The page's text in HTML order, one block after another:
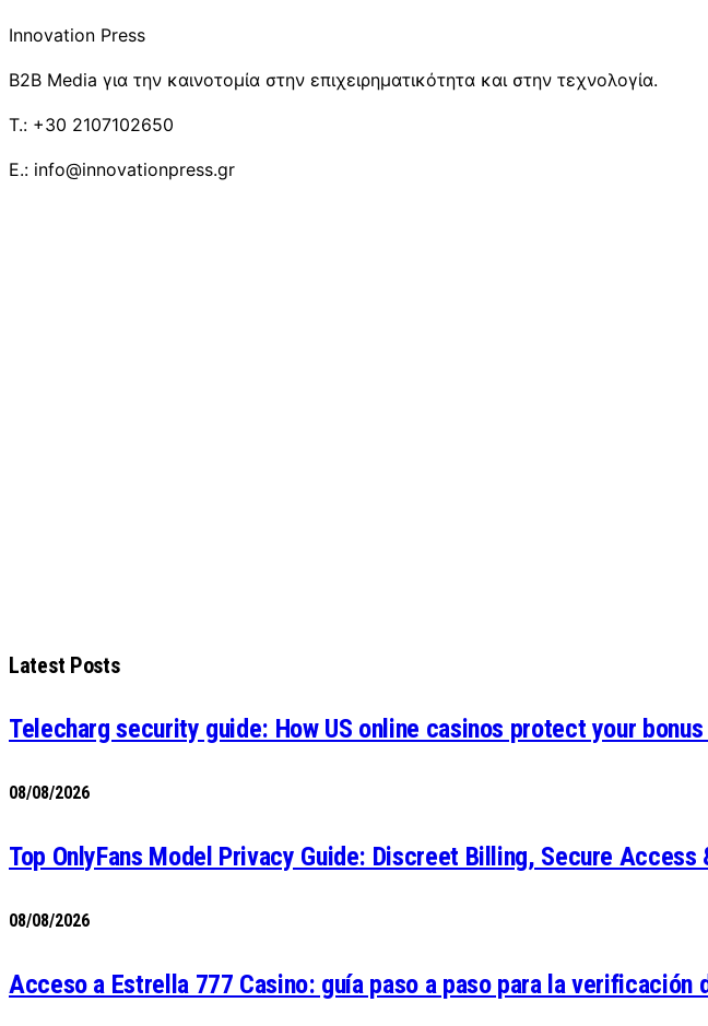
Innovation Press
B2B Media για την καινοτομία στην επιχειρηματικότητα και στην τεχνολογία.
T.: +30 2107102650
E.: info@innovationpress.gr
Latest Posts
Telecharg security guide: How US online casinos protect your bonus
08/08/2026
Top OnlyFans Model Privacy Guide: Discreet Billing, Secure
08/08/2026
Acceso a Estrella 777 Casino: guía paso a paso para la verificación